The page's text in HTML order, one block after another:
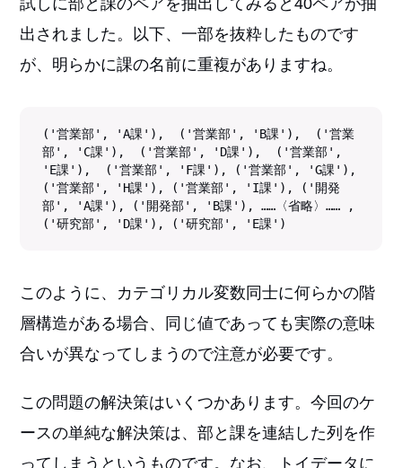
出されました。以下、一部を抜粋したものです
が、明らかに課の名前に重複がありますね。
('営業部', 'A課'),  ('営業部', 'B課'),  ('営業
部', 'C課'),  ('営業部', 'D課'),  ('営業部',
'E課'),  ('営業部', 'F課'), ('営業部', 'G課'),
('営業部', 'H課'), ('営業部', 'I課'), ('開発
部', 'A課'), ('開発部', 'B課'), ……〈省略〉…… ,
('研究部', 'D課'), ('研究部', 'E課')
このように、カテゴリカル変数同士に何らかの階
層構造がある場合、同じ値であっても実際の意味
合いが異なってしまうので注意が必要です。
この問題の解決策はいくつかあります。今回のケ
ースの単純な解決策は、部と課を連結した列を作
ってしまうというものです。なお、トイデータに